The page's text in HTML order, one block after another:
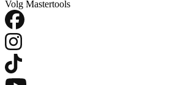
Volg Mastertools